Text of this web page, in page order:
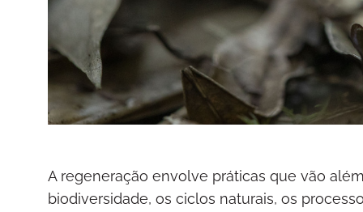
A regeneração envolve práticas que vão
biodiversidade, os ciclos naturais, os